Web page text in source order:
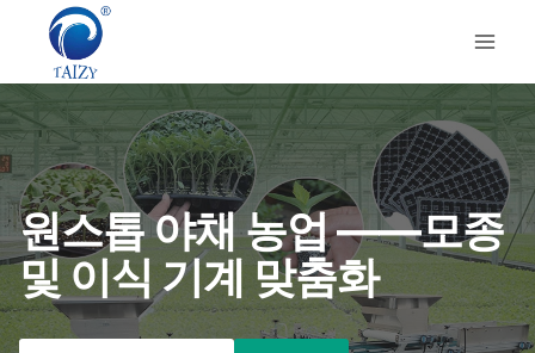
content
원스톱 야채 농업 ——모종
및 이식 기계 맞춤화